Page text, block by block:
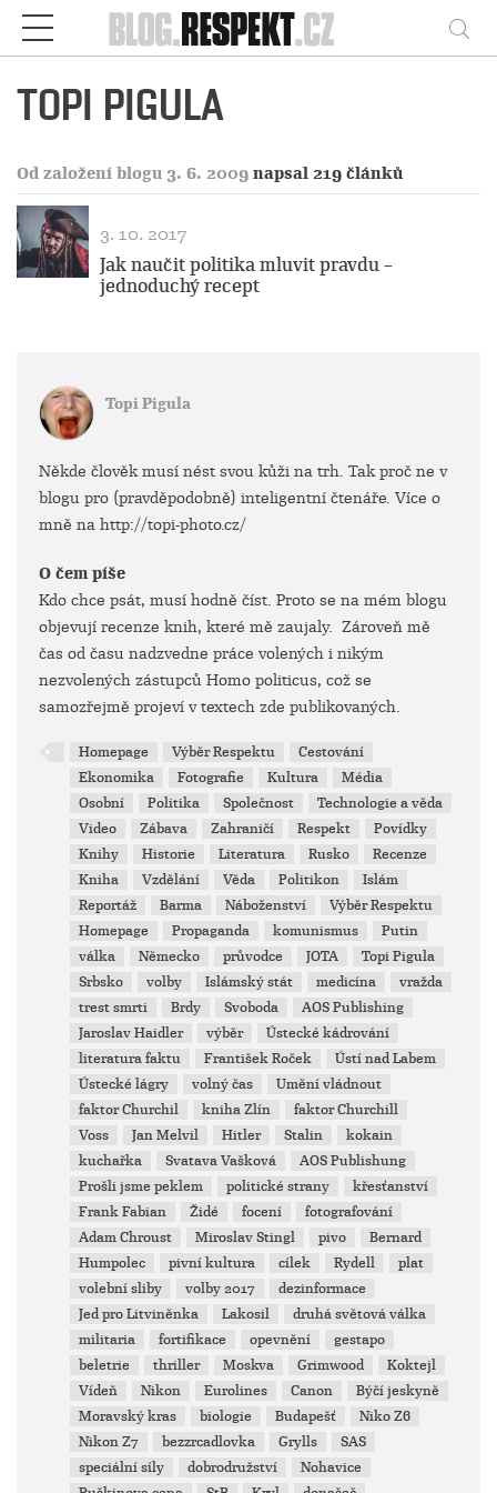
Respekt
TOPI PIGULA
Od založení blogu 3. 6. 2009 napsal 219 článků
3. 10. 2017
Jak naučit politika mluvit pravdu –
jednoduchý recept
Topi Pigula
Někde člověk musí nést svou kůži na trh. Tak proč ne v
blogu pro (pravděpodobně) inteligentní čtenáře. Více o
mně na http://topi-photo.cz/
O čem píše
Kdo chce psát, musí hodně číst. Proto se na mém blogu
objevují recenze knih, které mě zaujaly. Zároveň mě
čas od času nadzvedne práce volených i nikým
nezvolených zástupců Homo politicus, což se
samozřejmě projeví v textech zde publikovaných.
Homepage Výběr Respektu
Cestování
Ekonomika
Fotografie Kultura
Média
Osobní
Politika Společnost
Technologie a věda
Video
Zábava Zahraničí Respekt
Povídky
Knihy
Historie Literatura Rusko
Recenze
Kniha
Vzdělání Věda Politikon
Islám
Reportáž
Barma Náboženství
Výběr Respektu
Homepage
Propaganda komunismus
Putin
válka
Německo průvodce JOTA
Topi Pigula
Srbsko
volby Islámský stát medicína
vražda
trest smrti
Brdy Svoboda
AOS Publishing
Jaroslav Haidler
výběr
Ústecké kádrování
literatura faktu
František Roček
Ústí nad Labem
Ústecké lágry
volný čas
Umění vládnout
faktor Churchil
kniha Zlín
faktor Churchill
Voss
Jan Melvil Hitler Stalin
kokain
kuchařka
Svatava Vašková
AOS Publishung
Prošli jsme peklem
politické strany
křesťanství
Frank Fabian
Židé focení
fotografování
Adam Chroust
Miroslav Stingl pivo
Bernard
Humpolec
pivní kultura cílek Rydell
plat
volební sliby
volby 2017
dezinformace
Jed pro Litviněnka
Lakosil
druhá světová válka
militaria
fortifikace opevnění
gestapo
beletrie
thriller Moskva Grimwood
Koktejl
Vídeň
Nikon Eurolines Canon
Býčí jeskyně
Moravský kras
biologie Budapešť
Niko Z6
Nikon Z7
bezzrcadlovka Grylls
SAS
speciální síly
dobrodružství
Nohavice